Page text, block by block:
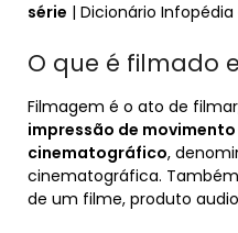
série | Dicionário
O que é filmado
Filmagem é o ato de
impressão de
cinematográfico,
cinematográfica.
de um filme, produto